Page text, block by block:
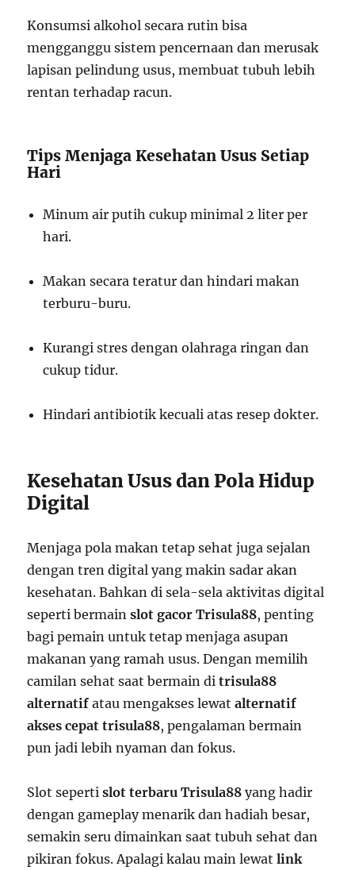
Konsumsi alkohol secara rutin bisa
mengganggu sistem pencernaan dan merusak
lapisan pelindung usus, membuat tubuh lebih
rentan terhadap racun.
Tips Menjaga Kesehatan Usus Setiap
Hari
Minum air putih cukup minimal 2 liter per
hari.
Makan secara teratur dan hindari makan
terburu-buru.
Kurangi stres dengan olahraga ringan dan
cukup tidur.
Hindari antibiotik kecuali atas resep dokter.
Kesehatan Usus dan Pola Hidup
Digital
Menjaga pola makan tetap sehat juga sejalan
dengan tren digital yang makin sadar akan
kesehatan. Bahkan di sela-sela aktivitas digital
seperti bermainslot gacor Trisula88, penting
bagi pemain untuk tetap menjaga asupan
makanan yang ramah usus. Dengan memilih
camilan sehat saat bermain ditrisula88
alternatif atau mengakses lewatalternatif
akses cepat trisula88, pengalaman bermain
pun jadi lebih nyaman dan fokus.
Slot sepertislot terbaru Trisula88 yang hadir
dengan gameplay menarik dan hadiah besar,
semakin seru dimainkan saat tubuh sehat dan
pikiran fokus. Apalagi kalau main lewatlink